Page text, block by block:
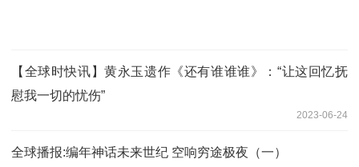
【全球时快讯】黄永玉遗作《还有谁谁谁》：“让这回忆抚
慰我一切的忧伤”
2023-06-24
全球播报:编年神话未来世纪 空响穷途极夜（一）